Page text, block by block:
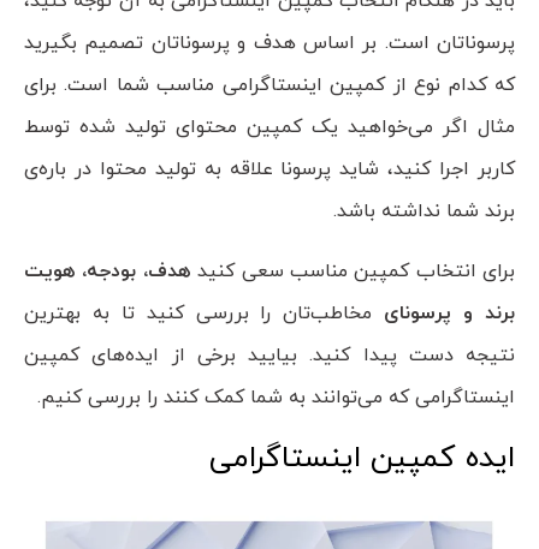
پرسوناتان است. بر اساس هدف و پرسوناتان تصمیم بگیرید
که کدام نوع از کمپین اینستاگرامی مناسب شما است. برای
مثال اگر می‌خواهید یک کمپین محتوای تولید شده توسط
کاربر اجرا کنید، شاید پرسونا علاقه به تولید محتوا در باره‌ی
برند شما نداشته باشد.
برای انتخاب کمپین مناسب سعی کنید هدف، بودجه، هویت
برند و پرسونای مخاطب‌تان را بررسی کنید تا به بهترین
نتیجه دست پیدا کنید. بیایید برخی از ایده‌های کمپین
اینستاگرامی که می‌توانند به شما کمک کنند را بررسی کنیم.
ایده کمپین اینستاگرامی